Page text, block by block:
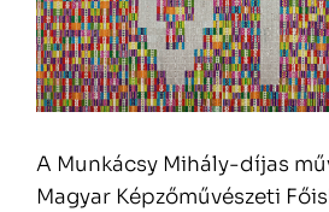
A Munkácsy Mihály-díjas
Magyar Képzőművészeti